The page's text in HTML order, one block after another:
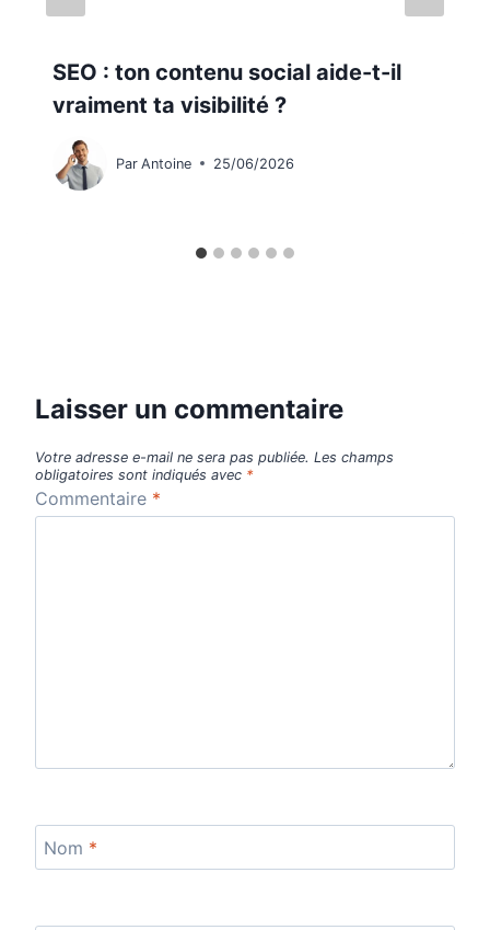
SEO : ton contenu social aide-t-il
vraiment ta visibilité ?
Par Antoine 25/06/2026
Laisser un commentaire
Votre adresse e-mail ne sera pas publiée. Les champs
obligatoires sont indiqués avec *
Commentaire *
Nom *